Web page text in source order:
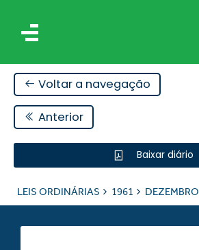
Voltar a navegação
Anterior
Baixar diário
LEIS ORDINÁRIAS 1961 DEZEMBRO